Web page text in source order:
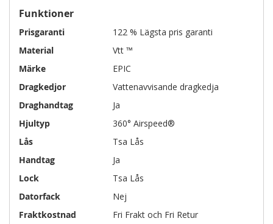
Funktioner
Prisgaranti
122 % Lägsta pris garanti
Material
Vtt ™
Märke
EPIC
Dragkedjor
Vattenavvisande dragkedja
Draghandtag
Ja
Hjultyp
360° Airspeed®
Lås
Tsa Lås
Handtag
Ja
Lock
Tsa Lås
Datorfack
Nej
Fraktkostnad
Fri Frakt och Fri Retur